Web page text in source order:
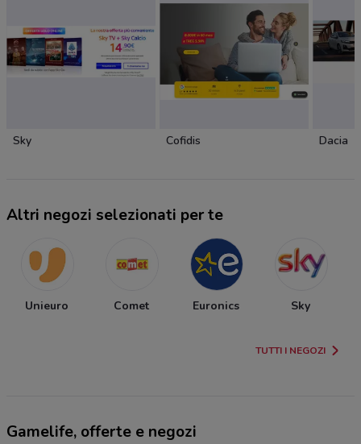
Sky Cofidis Dacia
Altri negozi selezionati per te
Unieuro Comet Euronics Sky
TUTTI I NEGOZI
Gamelife, offerte e negozi